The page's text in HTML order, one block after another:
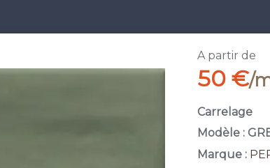
A partir de
50 €/
Carrelage
Modèle :
Marque :